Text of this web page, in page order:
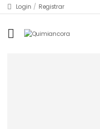
Login / Registrar